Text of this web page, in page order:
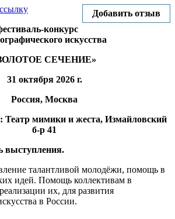
Добавить отзыв
конкурс
искусства
СЕЧЕНИЕ»
31 октября 2026 г.
Россия, Москва
Театр мимики и жеста, Измайловский
б-р 41
выступления.
талантливой молодёжи, помощь в
идей. Помощь коллективам в
их, для развития
в России.